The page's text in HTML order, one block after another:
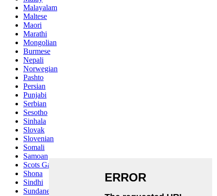
Malayalam
Maltese
Maori
Marathi
Mongolian
Burmese
Nepali
Norwegian
Pashto
Persian
Punjabi
Serbian
Sesotho
Sinhala
Slovak
Slovenian
Somali
Samoan
Scots Gaelic
Shona
Sindhi
Sundanese